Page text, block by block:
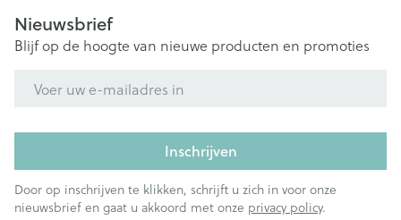
Nieuwsbrief
Blijf op de hoogte van nieuwe producten en promoties
Inschrijven
Door op inschrijven te klikken, schrijft u zich in voor onze
nieuwsbrief en gaat u akkoord met onze privacy policy.